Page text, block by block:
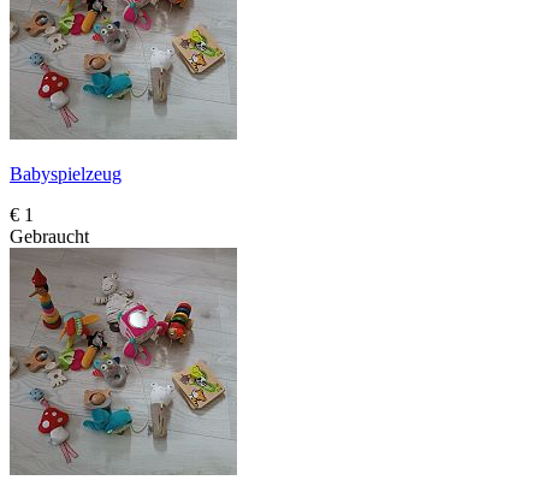
Babyspielzeug
€ 1
Gebraucht